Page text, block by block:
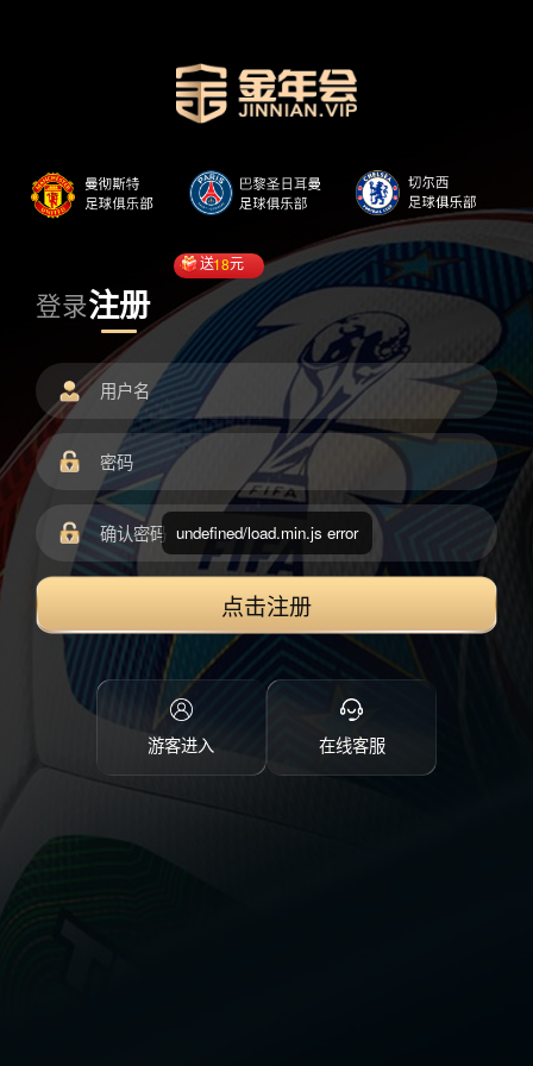
登录注册
送18元
点击注册
游客进入 在线客服
undefined/load.min.js error